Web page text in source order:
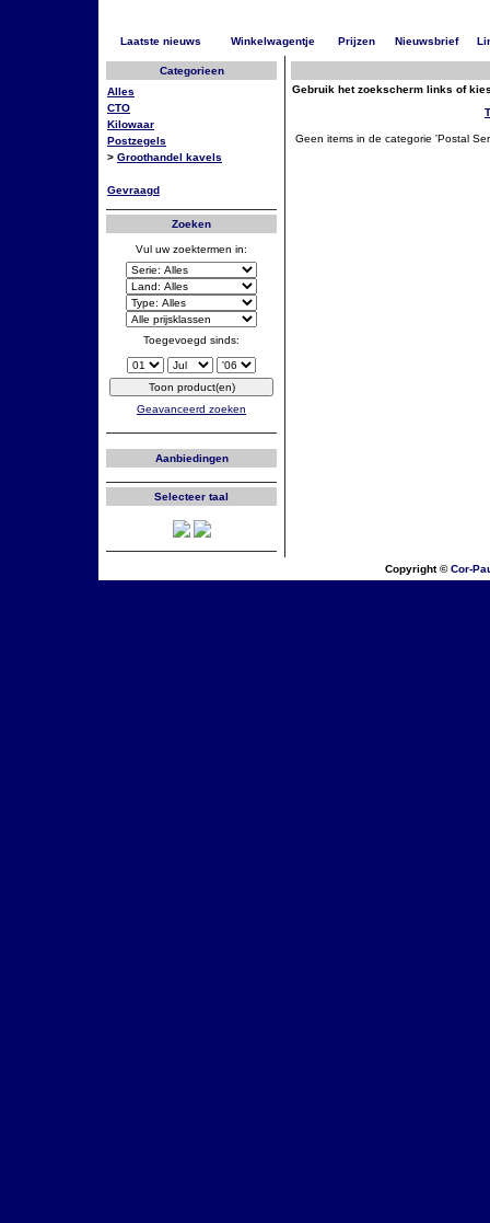
Laatste nieuws Winkelwagentje Prijzen Nieuwsbrief
Categorieen
Alles
CTO
Kilowaar
Postzegels
> Groothandel kavels
Gevraagd
Zoeken
Vul uw zoektermen in:
Toegevoegd sinds:
Geavanceerd zoeken
Aanbiedingen
Selecteer taal
Gebruik het zoekscherm links of
Geen items in de categorie 'Postal
Copyright ©Cor-